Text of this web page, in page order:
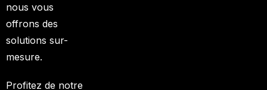
nous vous
offrons des
solutions sur-
mesure.
Profitez de notre